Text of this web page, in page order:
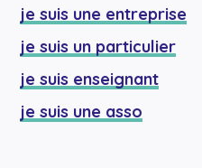
je suis une entreprise
je suis un particulier
je suis enseignant
je suis une asso